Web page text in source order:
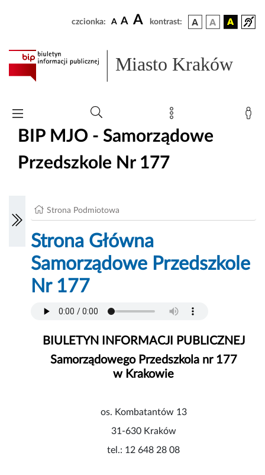
czcionka: A A A kontrast:
Miasto Kraków
BIP MJO - Samorządowe
Przedszkole Nr 177
Strona Podmiotowa
Strona Główna
Samorządowe Przedszkole
Nr 177
BIULETYN INFORMACJI PUBLICZNEJ
Samorządowego Przedszkola nr 177
w Krakowie
os. Kombatantów 13
31-630 Kraków
tel.: 12 648 28 08